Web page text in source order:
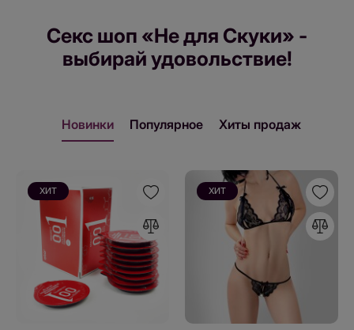
Секс шоп «Не для Скуки» -
выбирай удовольствие!
Новинки Популярное Хиты продаж
ХИТ ХИТ